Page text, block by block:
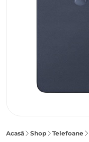
Acasă Shop Telefoane